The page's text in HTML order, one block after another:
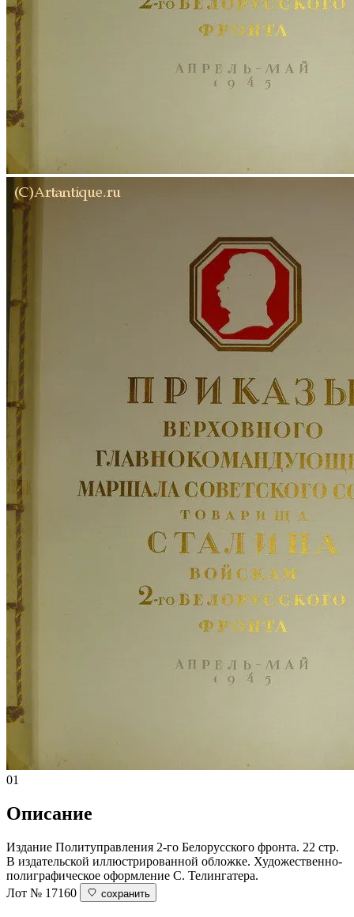
01
Описание
Издание Политуправления 2-го Белорусского фронта. 22 стр.
В издательской иллюстрированной обложке. Художественно-
полиграфическое оформление С. Телингатера.
Лот № 17160
сохранить